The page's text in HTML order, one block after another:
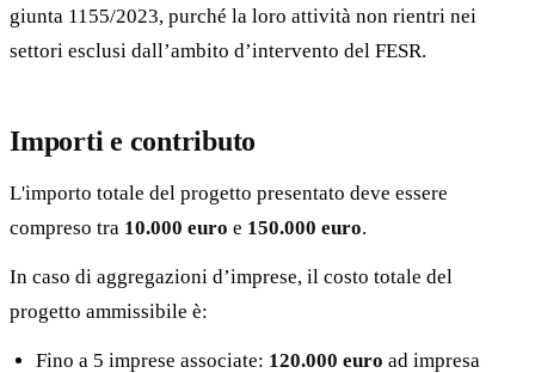
giunta 1155/2023, purché la loro attività non rientri nei
settori esclusi dall’ambito d’intervento del FESR.
Importi e contributo
L'importo totale del progetto presentato deve essere
compreso tra 10.000 euro e 150.000 euro.
In caso di aggregazioni d’imprese, il costo totale del
progetto ammissibile è:
Fino a 5 imprese associate: 120.000 euro ad impresa